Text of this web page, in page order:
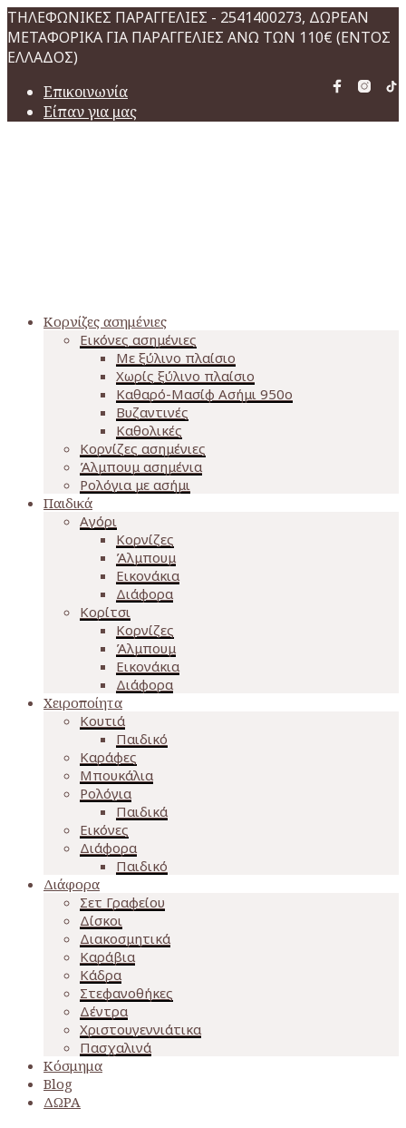
ΤΗΛΕΦΩΝΙΚΕΣ ΠΑΡΑΓΓΕΛΙΕΣ - 2541400273, ΔΩΡΕΑΝ
ΜΕΤΑΦΟΡΙΚΑ ΓΙΑ ΠΑΡΑΓΓΕΛΙΕΣ ΑΝΩ ΤΩΝ 110€ (ΕΝΤΟΣ
ΕΛΛΑΔΟΣ)
Επικοινωνία
Είπαν για μας
Κορνίζες ασημένιες
Εικόνες ασημένιες
Με ξύλινο πλαίσιο
Χωρίς ξύλινο πλαίσιο
Καθαρό-Μασίφ Ασήμι 950o
Βυζαντινές
Καθολικές
Κορνίζες ασημένιες
Άλμπουμ ασημένια
Ρολόγια με ασήμι
Παιδικά
Αγόρι
Κορνίζες
Άλμπουμ
Εικονάκια
Διάφορα
Κορίτσι
Κορνίζες
Άλμπουμ
Εικονάκια
Διάφορα
Χειροποίητα
Κουτιά
Παιδικό
Καράφες
Μπουκάλια
Ρολόγια
Παιδικά
Εικόνες
Διάφορα
Παιδικό
Διάφορα
Σετ Γραφείου
Δίσκοι
Διακοσμητικά
Καράβια
Κάδρα
Στεφανοθήκες
Δέντρα
Χριστουγεννιάτικα
Πασχαλινά
Κόσμημα
Blog
ΔΩΡΑ